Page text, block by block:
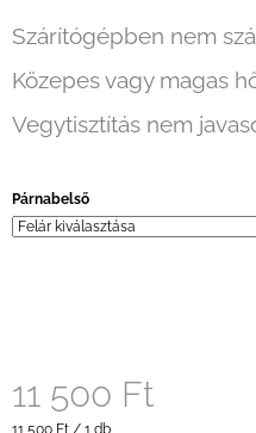
Szárítógépben nem
Közepes vagy magas
Vegytisztítás nem
Párnabelső
11 500 Ft
Egységár:
11 500 Ft / 1 db